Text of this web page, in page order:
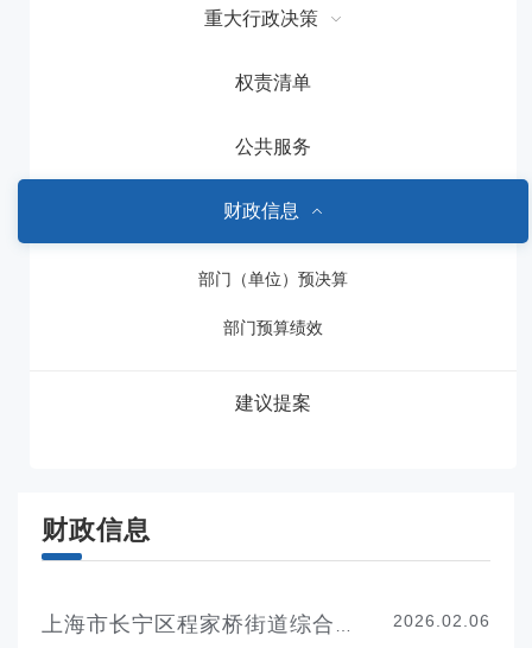
重大行政决策
权责清单
公共服务
财政信息
部门（单位）预决算
部门预算绩效
建议提案
财政信息
2026.02.06